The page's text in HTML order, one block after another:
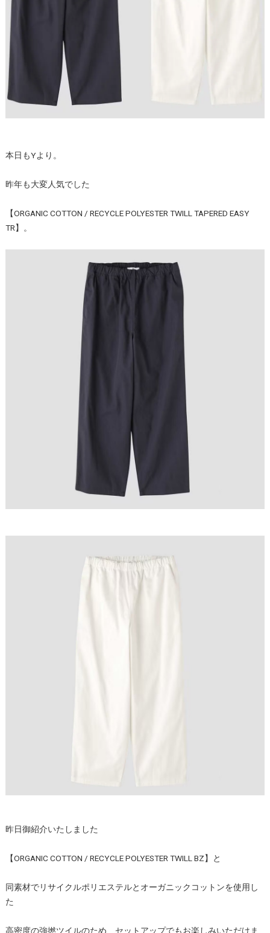
本日もYより。
昨年も大変人気でした
【ORGANIC COTTON / RECYCLE POLYESTER TWILL TAPERED EASY
TR】。
昨日御紹介いたしました
【ORGANIC COTTON / RECYCLE POLYESTER TWILL BZ】と
同素材でリサイクルポリエステルとオーガニックコットンを使用し
た
高密度の強撚ツイルのため、セットアップでもお楽しみいただけま